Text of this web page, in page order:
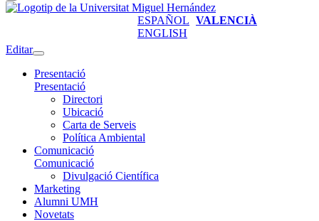
ESPAÑOL VALENCIÀ
ENGLISH
Editar
Presentació
Presentació
Directori
Ubicació
Carta de Serveis
Política Ambiental
Comunicació
Comunicació
Divulgació Científica
Marketing
Alumni UMH
Novetats